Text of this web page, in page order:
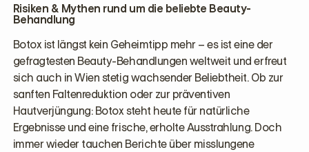
Risiken & Mythen rund um die beliebte Beauty-
Behandlung
Botox ist längst kein Geheimtipp mehr – es ist eine der
gefragtesten Beauty-Behandlungen weltweit und erfreut
sich auch in Wien stetig wachsender Beliebtheit. Ob zur
sanften Faltenreduktion oder zur präventiven
Hautverjüngung: Botox steht heute für natürliche
Ergebnisse und eine frische, erholte Ausstrahlung. Doch
immer wieder tauchen Berichte über misslungene